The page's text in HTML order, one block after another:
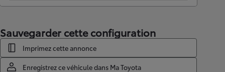
Sauvegarder cette configuration
Imprimez cette annonce
Enregistrez ce véhicule dans Ma Toyota